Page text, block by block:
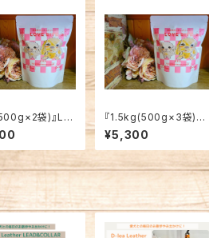
袋)』LO
チキン【愛犬
『1.5kg(500g×3袋)』L
OVE BITE チキン【愛
犬用】
¥5,300